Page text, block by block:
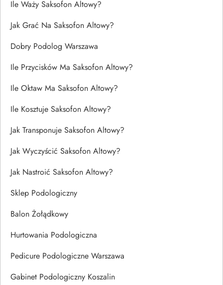
Ile Waży Saksofon Altowy?
Jak Grać Na Saksofon Altowy?
Dobry Podolog Warszawa
Ile Przycisków Ma Saksofon Altowy?
Ile Oktaw Ma Saksofon Altowy?
Ile Kosztuje Saksofon Altowy?
Jak Transponuje Saksofon Altowy?
Jak Wyczyścić Saksofon Altowy?
Jak Nastroić Saksofon Altowy?
Sklep Podologiczny
Balon Żołądkowy
Hurtowania Podologiczna
Pedicure Podologiczne Warszawa
Gabinet Podologiczny Koszalin